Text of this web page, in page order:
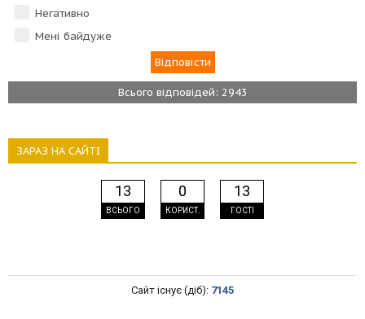
Негативно
Мені байдуже
Всього відповідей: 2943
ЗАРАЗ НА САЙТІ
13
ВСЬОГО
0
КОРИСТ.
13
ГОСТІ
Сайт існує (діб): 7145